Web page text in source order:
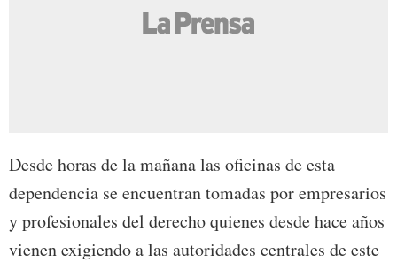
Desde horas de la mañana las oficinas de esta
dependencia se encuentran tomadas por empresarios
y profesionales del derecho quienes desde hace años
vienen exigiendo a las autoridades centrales de este